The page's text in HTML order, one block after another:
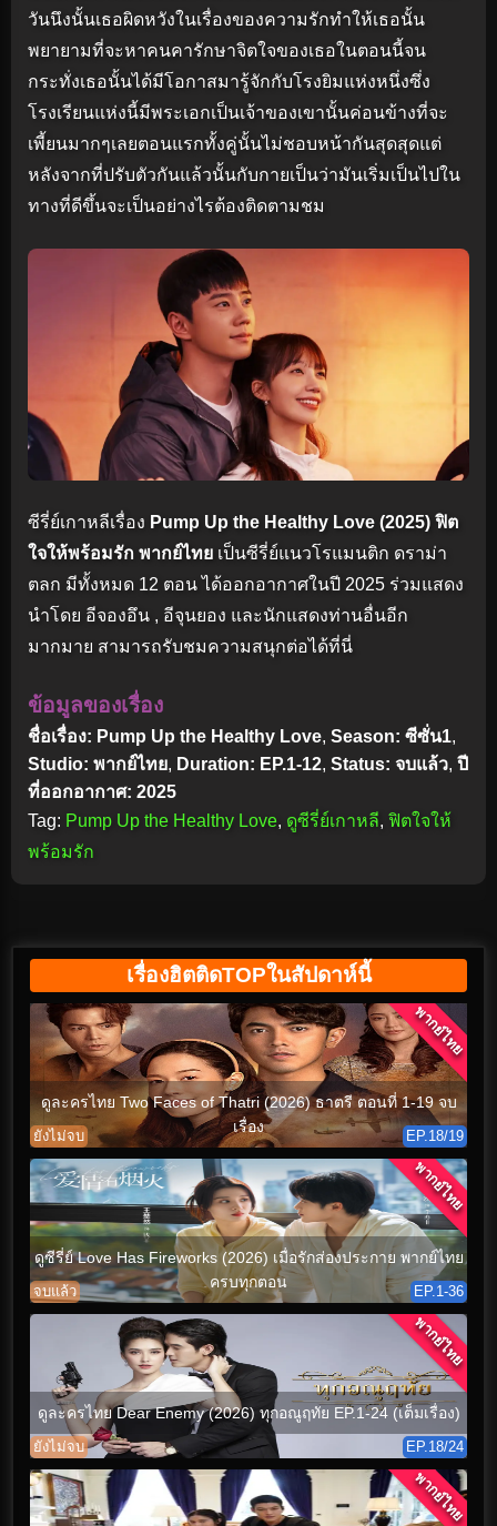
วันนึงนั้นเธอผิดหวังในเรื่องของความรักทำให้เธอนั้น
พยายามที่จะหาคนคารักษาจิตใจของเธอในตอนนี้จน
กระทั่งเธอนั้นได้มีโอกาสมารู้จักกับโรงยิมแห่งหนึ่งซึ่ง
โรงเรียนแห่งนี้มีพระเอกเป็นเจ้าของเขานั้นค่อนข้างที่จะ
เพี้ยนมากๆเลยตอนแรกทั้งคู่นั้นไม่ชอบหน้ากันสุดสุดแต่
หลังจากที่ปรับตัวกันแล้วนั้นกับกายเป็นว่ามันเริ่มเป็นไปใน
ทางที่ดีขึ้นจะเป็นอย่างไรต้องติดตามชม
ซีรี่ย์เกาหลีเรื่อง Pump Up the Healthy Love (2025) ฟิต
ใจให้พร้อมรัก พากย์ไทย เป็นซีรี่ย์แนวโรแมนติก ดราม่า
ตลก มีทั้งหมด 12 ตอน ได้ออกอากาศในปี 2025 ร่วมแสดง
นำโดย อีจองอึน , อีจุนยอง และนักแสดงท่านอื่นอีก
มากมาย สามารถรับชมความสนุกต่อได้ที่นี่
ข้อมูลของเรื่อง
ชื่อเรื่อง: Pump Up the Healthy Love, Season: ซีซั่น1,
Studio: พากย์ไทย, Duration: EP.1-12, Status: จบแล้ว, ปี
ที่ออกอากาศ: 2025
Tag: Pump Up the Healthy Love, ดูซีรี่ย์เกาหลี, ฟิตใจให้
พร้อมรัก
เรื่องฮิตติดTOPในสัปดาห์นี้
ดูละครไทย Two Faces of Thatri (2026) ธาตรี ตอนที่ 1-19 จบ
เรื่อง
ยังไม่จบ EP.18/19
พากย์ไทย
ดูซีรี่ย์ Love Has Fireworks (2026) เมื่อรักส่องประกาย พากย์ไทย
ครบทุกตอน
จบแล้ว EP.1-36
พากย์ไทย
ดูละครไทย Dear Enemy (2026) ทุกอณูฤทัย EP.1-24 (เต็มเรื่อง)
ยังไม่จบ EP.18/24
พากย์ไทย
พากย์ไทย